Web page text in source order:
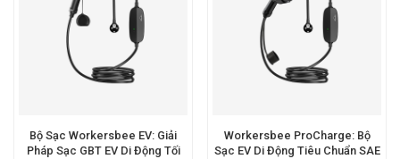
Bộ Sạc Workersbee EV: Giải
Pháp Sạc GBT EV Di Động Tối
Workersbee ProCharge: Bộ
Sạc EV Di Động Tiêu Chuẩn SAE